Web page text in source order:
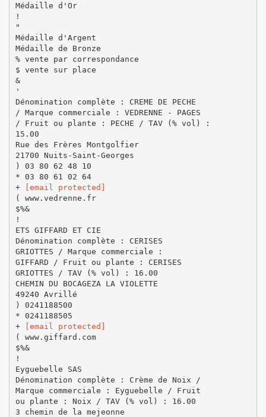
Médaille d'Or
!
"
Médaille d'Argent
Médaille de Bronze
% vente par correspondance
$ vente sur place
&
'
Dénomination complète : CREME DE PECHE
/ Marque commerciale : VEDRENNE - PAGES
/ Fruit ou plante : PECHE / TAV (% vol) :
15.00
Rue des Frères Montgolfier
21700 Nuits-Saint-Georges
) 03 80 62 48 10
* 03 80 61 02 64
+
[email protected]
( www.vedrenne.fr
$%&
!
ETS GIFFARD ET CIE
Dénomination complète : CERISES
GRIOTTES / Marque commerciale :
GIFFARD / Fruit ou plante : CERISES
GRIOTTES / TAV (% vol) : 16.00
CHEMIN DU BOCAGEZA LA VIOLETTE
49240 Avrillé
) 0241188500
* 0241188505
+
[email protected]
( www.giffard.com
$%&
!
Eyguebelle SAS
Dénomination complète : Crème de Noix /
Marque commerciale : Eyguebelle / Fruit
ou plante : Noix / TAV (% vol) : 16.00
3 chemin de la mejeonne